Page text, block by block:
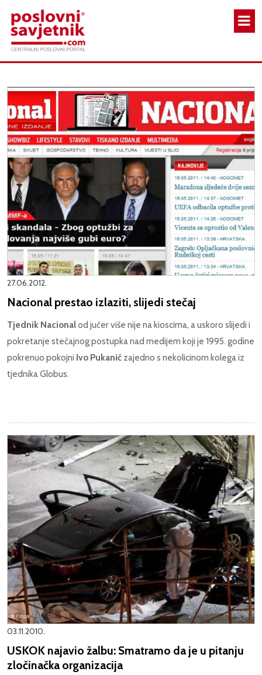
27.06.2012.
Nacional prestao izlaziti, slijedi stečaj
Tjednik Nacionalod jučer više nije na kioscima, a uskoro slijedi i
pokretanje stečajnog postupka nad medijem koji je 1995. godine
pokrenuo pokojni Ivo Pukanić zajedno s nekolicinom kolega iz
tjednika Globus.
03.11.2010.
USKOK najavio žalbu: Smatramo da je u pitanju
zločinačka organizacija